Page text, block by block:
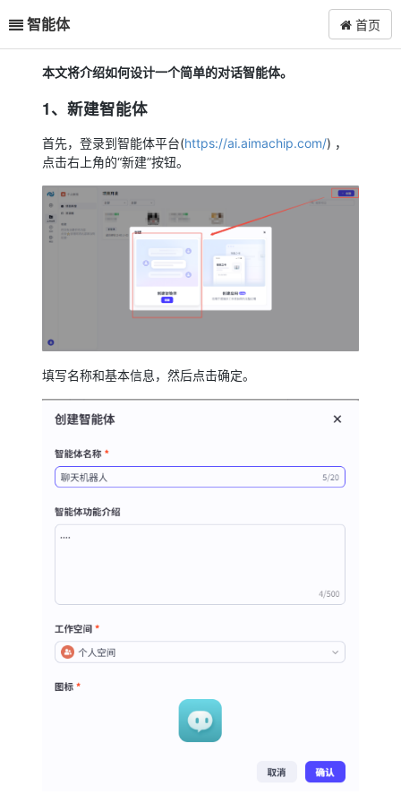
智能体 首页
本文将介绍如何设计一个简单的对话智能体。
1、新建智能体
首先，登录到智能体平台(https://ai.aimachip.com/) ，
点击右上角的“新建”按钮。
填写名称和基本信息，然后点击确定。